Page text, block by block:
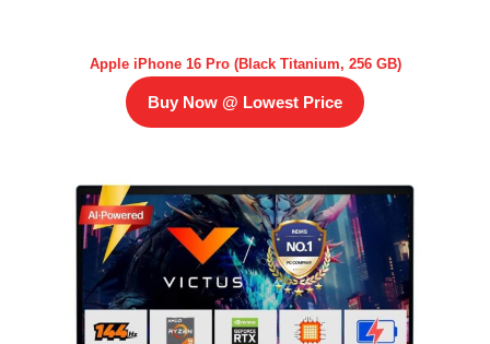
Apple iPhone 16 Pro (Black Titanium, 256 GB)
Buy Now @ Lowest Price